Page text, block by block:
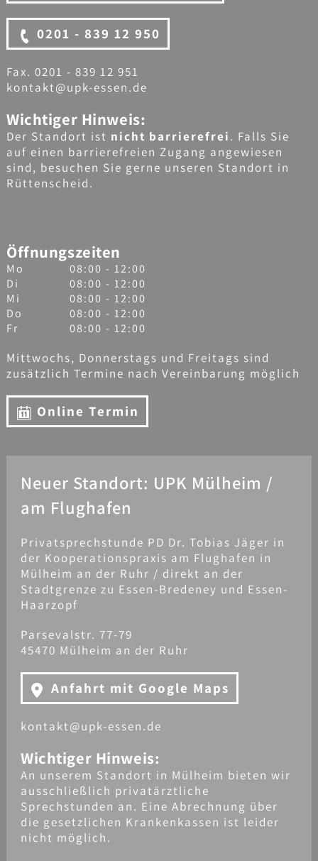
0201 - 839 12 950
Fax. 0201 - 839 12 951
kontakt@upk-essen.de
Wichtiger Hinweis:
Der Standort ist nicht barrierefrei. Falls Sie
auf einen barrierefreien Zugang angewiesen
sind, besuchen Sie gerne unseren Standort in
Rüttenscheid.
Öffnungszeiten
Mo
08:00 - 12:00
Di
08:00 - 12:00
Mi
08:00 - 12:00
Do
08:00 - 12:00
Fr
08:00 - 12:00
Mittwochs, Donnerstags und Freitags sind
zusätzlich Termine nach Vereinbarung möglich
Online Termin
Neuer Standort: UPK Mülheim /
am Flughafen
Privatsprechstunde PD Dr. Tobias Jäger in
der Kooperationspraxis am Flughafen in
Mülheim an der Ruhr / direkt an der
Stadtgrenze zu Essen-Bredeney und Essen-
Haarzopf
Parsevalstr. 77-79
45470 Mülheim an der Ruhr
Anfahrt mit Google Maps
kontakt@upk-essen.de
Wichtiger Hinweis:
An unserem Standort in Mülheim bieten wir
ausschließlich privatärztliche
Sprechstunden an. Eine Abrechnung über
die gesetzlichen Krankenkassen ist leider
nicht möglich.